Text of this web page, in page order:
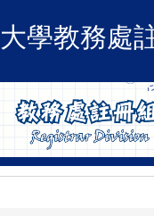
學教務處